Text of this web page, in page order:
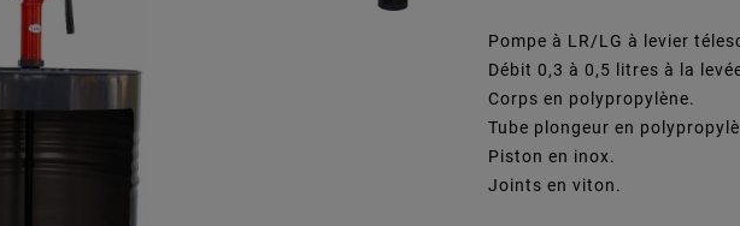
Pompe à LR/LG à levier
Débit 0,3 à 0,5 litres à la
Corps en polypropylène.
Tube plongeur en
Piston en inox.
Joints en viton.